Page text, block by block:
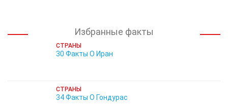
Избранные факты
СТРАНЫ
30 Факты О Иран
СТРАНЫ
34 Факты О Гондурас